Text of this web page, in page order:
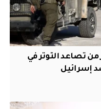
تصاعد التوتر في
إسرائيل